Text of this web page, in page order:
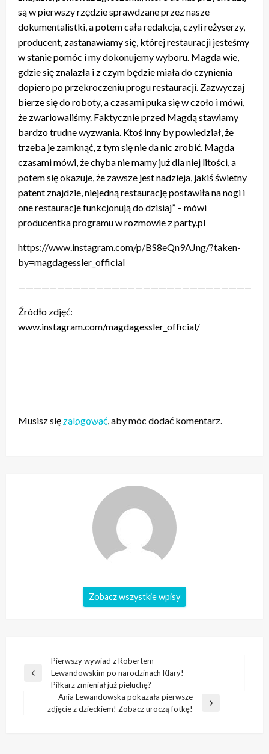
są w pierwszy rzędzie sprawdzane przez nasze
dokumentalistki, a potem cała redakcja, czyli reżyserzy,
producent, zastanawiamy się, której restauracji jesteśmy
w stanie pomóc i my dokonujemy wyboru. Magda wie,
gdzie się znalazła i z czym będzie miała do czynienia
dopiero po przekroczeniu progu restauracji. Zazwyczaj
bierze się do roboty, a czasami puka się w czoło i mówi,
że zwariowaliśmy. Faktycznie przed Magdą stawiamy
bardzo trudne wyzwania. Ktoś inny by powiedział, że
trzeba je zamknąć, z tym się nie da nic zrobić. Magda
czasami mówi, że chyba nie mamy już dla niej litości, a
potem się okazuje, że zawsze jest nadzieja, jakiś świetny
patent znajdzie, niejedną restaurację postawiła na nogi i
one restauracje funkcjonują do dzisiaj” – mówi
producentka programu w rozmowie z party.pl
https://www.instagram.com/p/BS8eQn9AJng/?taken-
by=magdagessler_official
Źródło zdjęć:
www.instagram.com/magdagessler_official/
Musisz się zalogować, aby móc dodać komentarz.
Zobacz wszystkie wpisy
Nawigacja
wpisu
Poprzedni
Pierwszy wywiad z Robertem
Lewandowskim po narodzinach Klary!
Piłkarz zmieniał już pieluchę?
Następny
Ania Lewandowska pokazała pierwsze
zdjęcie z dzieckiem! Zobacz uroczą fotkę!